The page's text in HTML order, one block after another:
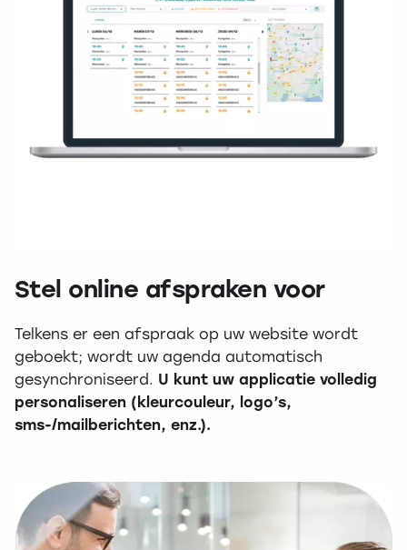
Stel online afspraken voor
Telkens er een afspraak op uw website wordt
geboekt; wordt uw agenda automatisch
gesynchroniseerd. U kunt uw applicatie volledig
personaliseren (kleurcouleur, logo’s,
sms-/mailberichten, enz.).